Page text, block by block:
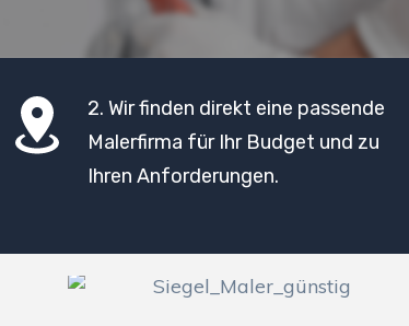
2. Wir finden direkt eine passende
Malerfirma für Ihr Budget und zu
Ihren Anforderungen.